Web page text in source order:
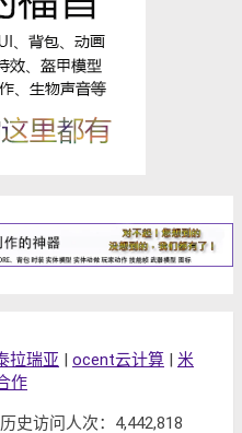
拉瑞亚 | ocent云计算 | 米
作
史访问人次：4,442,818